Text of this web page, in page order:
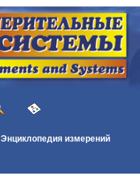
Энциклопедия измерений